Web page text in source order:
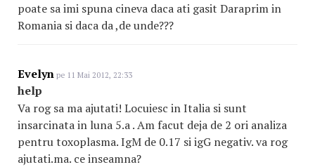
poate sa imi spuna cineva daca ati gasit Daraprim in
Romania si daca da ,de unde???
Evelyn pe 11 Mai 2012, 22:33
help
Va rog sa ma ajutati! Locuiesc in Italia si sunt
insarcinata in luna 5.a . Am facut deja de 2 ori analiza
pentru toxoplasma. IgM de 0.17 si igG negativ. va rog
ajutati.ma. ce inseamna?